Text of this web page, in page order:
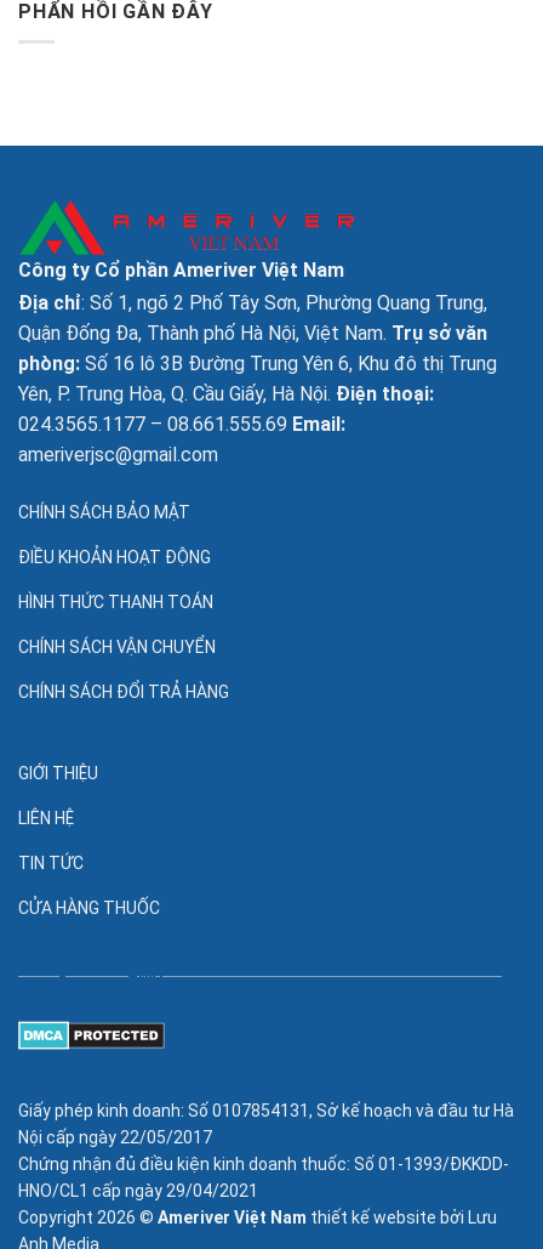
PHẨN HỒI GẦN ĐÂY
Công ty Cổ phần Ameriver Việt Nam
Địa chỉ: Số 1, ngõ 2 Phố Tây Sơn, Phường Quang Trung,
Quận Đống Đa, Thành phố Hà Nội, Việt Nam. Trụ sở văn
phòng: Số 16 lô 3B Đường Trung Yên 6, Khu đô thị Trung
Yên, P. Trung Hòa, Q. Cầu Giấy, Hà Nội. Điện thoại:
024.3565.1177 – 08.661.555.69 Email:
ameriverjsc@gmail.com
CHÍNH SÁCH BẢO MẬT
ĐIỀU KHOẢN HOẠT ĐỘNG
HÌNH THỨC THANH TOÁN
CHÍNH SÁCH VẬN CHUYỂN
CHÍNH SÁCH ĐỔI TRẢ HÀNG
GIỚI THIỆU
LIÊN HỆ
TIN TỨC
CỬA HÀNG THUỐC
Giấy phép kinh doanh: Số 0107854131, Sở kế hoạch và đầu tư Hà
Nội cấp ngày 22/05/2017
Chứng nhận đủ điều kiện kinh doanh thuốc: Số 01-1393/ĐKKDD-
HNO/CL1 cấp ngày 29/04/2021
Copyright 2026 © Ameriver Việt Nam thiết kế website bởi Lưu
Anh Media